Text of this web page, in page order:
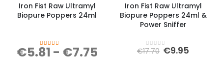
Iron Fist Raw Ultramyl
Biopure Poppers 24ml
5.00 out of 5
€5.81 - €7.75
Iron Fist Raw Ultramyl
Biopure Poppers 24ml &
Power Sniffer
0out of 5
€17.70 €9.95